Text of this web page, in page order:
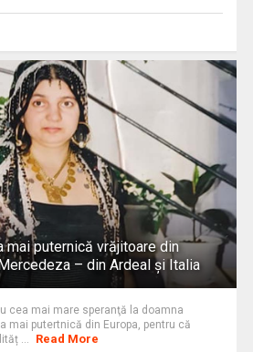
mai puternică vrăjitoare din
– din Ardeal și Italia
cea mai mare speranţă la doamna
mai putertnică din Europa, pentru că
...
Read More